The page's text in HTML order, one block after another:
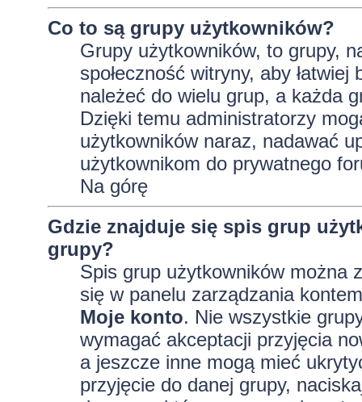
Co to są grupy użytkowników?
Grupy użytkowników, to grupy,
społeczność witryny, aby
należeć do wielu grup, a każda
Dzięki temu administratorzy
użytkowników naraz, nadawać
użytkownikom do prywatnego
Na górę
Gdzie znajduje się spis grup
grupy?
Spis grup użytkowników można
się w panelu zarządzania
Moje konto. Nie wszystkie
wymagać akceptacji przyjęcia
a jeszcze inne mogą mieć
przyjęcie do danej grupy,